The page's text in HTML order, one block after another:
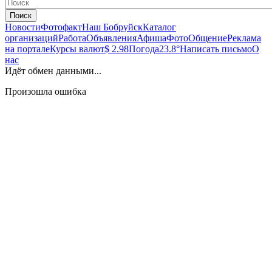
Поиск
НовостиФотофактНаш БобруйскКаталог
организацийРаботаОбъявленияАфишаФотоОбщениеРеклама
на порталеКурсы валют$ 2.98Погода23.8°Написать письмоО
нас
Идёт обмен данными...
Произошла ошибка